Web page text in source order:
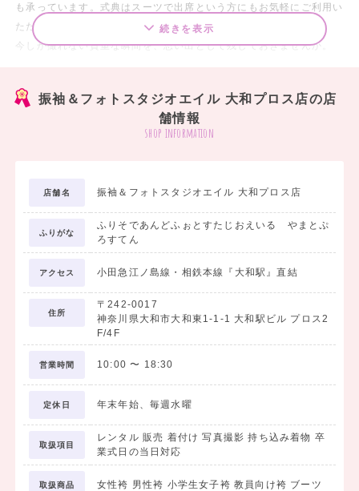
も承っています。式典はスーツで出席という方にもお気軽にご利用い
ただけます。
今しか撮れない貴重な瞬間を、思い出として残しておきませんか。
2027年度ご卒業の方へ 袴＆着物レンタル受付中！
卒業式の袴レンタル、当日のお支度も全てお任せ下さい✦✦
イマどきモダン袴スタイルから、古典正統派スタイルまでお任せ下さ
い୨♡୧
素敵な記念写真もお撮りします⋈
もちろん、衣装のみのレンタルもOK！!
衣装レンタルから記念写真撮影、当日のお支度までフルサポートいた
✿レンタルフォトプラン✿
卒業袴のメモリアル撮影！
式にも出るし、前撮り写真もちゃんと残したい方にオススメ♪
続きを表示
振袖＆フォトスタジオエイル 大和プロス店の店
舗情報
shop information
店舗名 振袖＆フォトスタジオエイル 大和プロス店
ふりがな
ふりそであんどふぉとすたじおえいる やまとぷ
ろすてん
アクセス 小田急江ノ島線・相鉄本線『大和駅』直結
住所
〒242-0017
神奈川県大和市大和東1-1-1 大和駅ビル プロス2
F/4F
営業時間 10:00 〜 18:30
定休日 年末年始、毎週水曜
取扱項目
レンタル 販売 着付け 写真撮影 持ち込み着物 卒
業式日の当日対応
取扱商品 女性袴 男性袴 小学生女子袴 教員向け袴 ブーツ